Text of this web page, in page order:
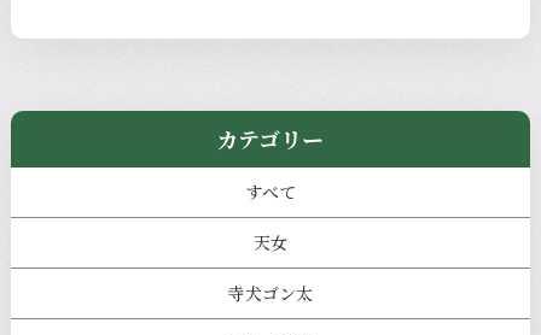
カテゴリー
すべて
天女
寺犬ゴン太